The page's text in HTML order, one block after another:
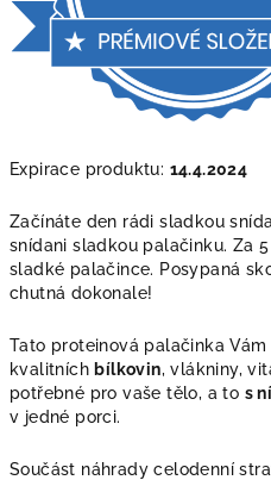
Expirace produktu: 14.4.2024
Začínáte den rádi sladkou
snídani sladkou palačinku. Za
sladké palačince. Posypaná
chutná dokonale!
Tato proteinová palačinka
kvalitních bílkovin, vlákniny,
potřebné pro vaše tělo, a to s
v jedné porci.
Součást náhrady celodenní